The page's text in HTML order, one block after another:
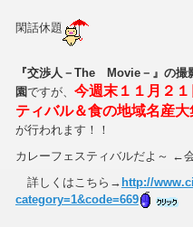
閑話休題
『交渉人－The Movie－』の撮
園ですが、 今週末１１月２
ティバル＆食の地域名産大
が行われます！！
カレーフェスティバルだよ～ ←
詳しくはこちら→ http://
category=1&code=669